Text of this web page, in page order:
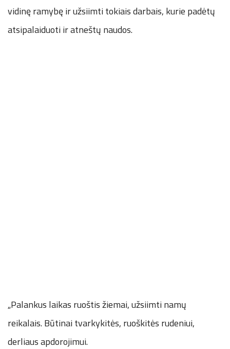
vidinę ramybę ir užsiimti tokiais darbais, kurie padėtų
atsipalaiduoti ir atneštų naudos.
„Palankus laikas ruoštis žiemai, užsiimti namų
reikalais. Būtinai tvarkykitės, ruoškitės rudeniui,
derliaus apdorojimui.